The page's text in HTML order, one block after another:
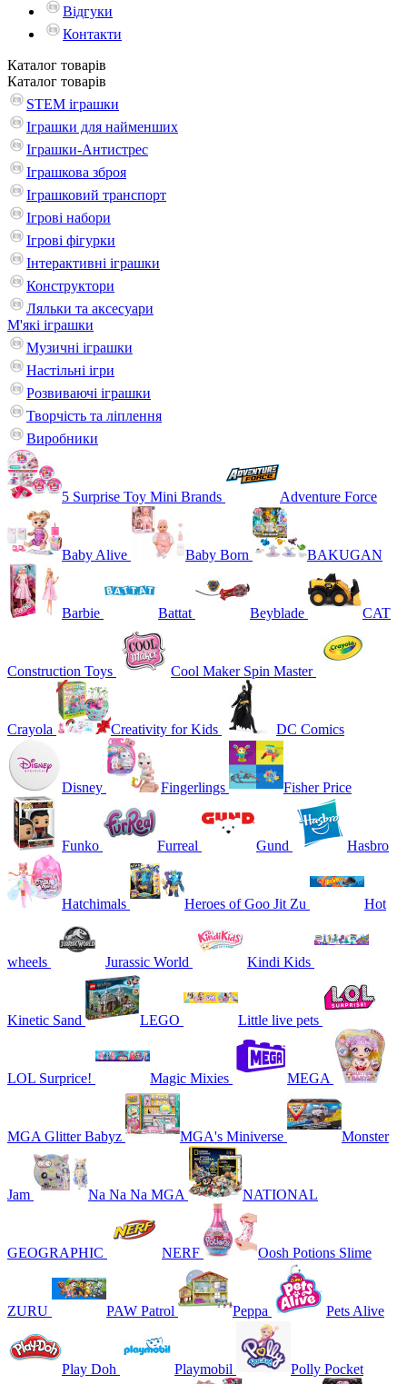
Відгуки
Контакти
Каталог товарів
Каталог товарів
STEM іграшки
Іграшки для найменших
Іграшки-Антистрес
Іграшкова зброя
Іграшковий транспорт
Ігрові набори
Ігрові фігурки
Інтерактивні іграшки
Конструктори
Ляльки та аксесуари
М'які іграшки
Музичні іграшки
Настільні iгри
Розвиваючі іграшки
Творчість та ліплення
Виробники
5 Surprise Toy Mini Brands Adventure Force
Baby Alive Baby Born BAKUGAN
Barbie Battat Beyblade CAT
Construction Toys Cool Maker Spin Master
Crayola Creativity for Kids DC Comics
Disney Fingerlings Fisher Price
Funko Furreal Gund Hasbro
Hatchimals Heroes of Goo Jit Zu Hot
wheels Jurassic World Kindi Kids
Kinetic Sand LEGO Little live pets
LOL Surprice! Magic Mixies MEGA
MGA Glitter Babyz MGA's Miniverse Monster
Jam Na Na Na MGA NATIONAL
GEOGRAPHIC NERF Oosh Potions Slime
ZURU PAW Patrol Peppa Pets Alive
Play Doh Playmobil Polly Pocket